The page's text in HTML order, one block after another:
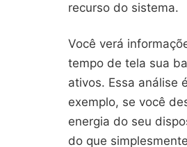
recurso do sistema.
Você verá
tempo de tela sua
ativos. Essa análise
exemplo, se você
energia do seu
do que